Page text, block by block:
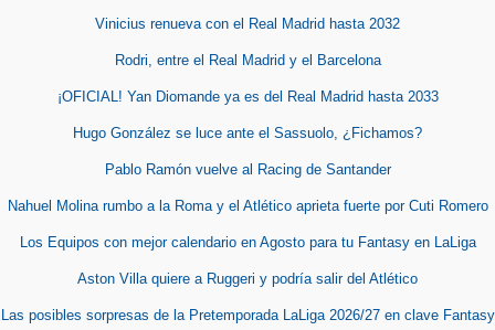
Vinicius renueva con el Real Madrid hasta 2032
Rodri, entre el Real Madrid y el Barcelona
¡OFICIAL! Yan Diomande ya es del Real Madrid hasta 2033
Hugo González se luce ante el Sassuolo, ¿Fichamos?
Pablo Ramón vuelve al Racing de Santander
Nahuel Molina rumbo a la Roma y el Atlético aprieta fuerte por Cuti Romero
Los Equipos con mejor calendario en Agosto para tu Fantasy en LaLiga
Aston Villa quiere a Ruggeri y podría salir del Atlético
Las posibles sorpresas de la Pretemporada LaLiga 2026/27 en clave Fantasy